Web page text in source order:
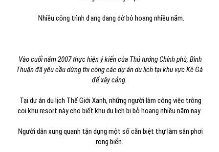
Nhiều công trình đang dang dở bỏ hoang nhiều năm.
Vào cuối năm 2007 thực hiện ý kiến của Thủ tướng Chính phủ, Bình
Thuận đã yêu cầu dừng thi công các dự án du lịch tại khu vực Kê Gà
để xây cảng.
Tại dự án du lịch Thế Giới Xanh, những người làm công việc trông
coi khu resort này cho biết khu du lịch bị bỏ hoang nhiều năm nay.
Người dân xung quanh tận dụng một số căn biệt thự làm sân phơi
rong biển.